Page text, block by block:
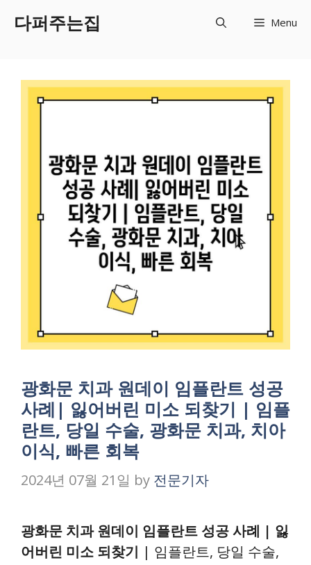
다퍼주는집 Menu
광화문 치과 원데이 임플란트 성공
사례| 잃어버린 미소 되찾기 | 임플
란트, 당일 수술, 광화문 치과, 치아
이식, 빠른 회복
2024년 07월 21일 by 전문기자
광화문 치과 원데이 임플란트 성공 사례 | 잃
어버린 미소 되찾기 | 임플란트, 당일 수술,